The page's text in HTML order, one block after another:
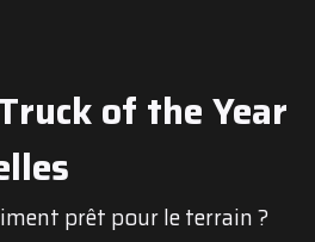
of the Year
prêt pour le terrain ?